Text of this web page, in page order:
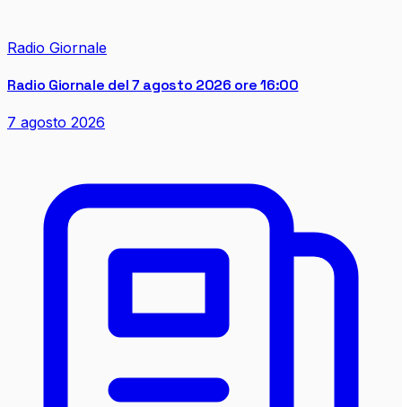
Radio Giornale
Radio Giornale del 7 agosto 2026 ore 16:00
7 agosto 2026